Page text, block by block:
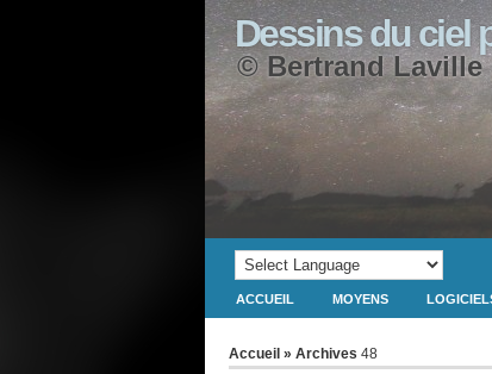
Dessins du ciel
© Bertrand Laville
ACCUEIL MOYENS
Accueil » Archives 48